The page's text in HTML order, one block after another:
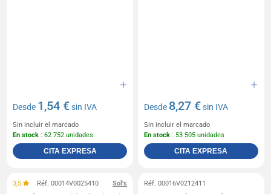
Desde 1,54 €sin IVA
Sin incluir el marcado
En stock : 62 752 unidades
CITA EXPRESA
Desde 8,27 €sin IVA
Sin incluir el marcado
En stock : 53 505 unidades
CITA EXPRESA
Sol's
3,5 Réf. 00014V0025410 Réf. 00016V0212411